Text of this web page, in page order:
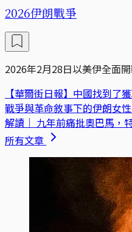
2026伊朗戰爭
2026年2月28日以美伊全面
【華爾街日報】中國找到了
戰爭與革命敘事下的伊朗女
解讀｜ 九年前痛批奧巴馬，
所有文章